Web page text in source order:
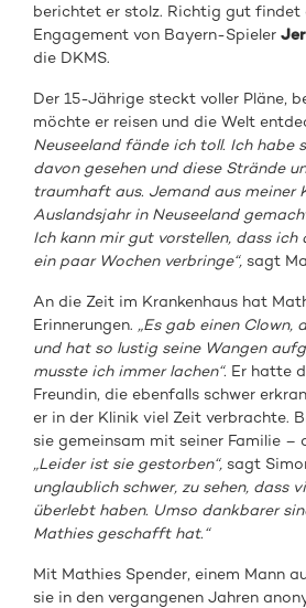
berichtet er stolz. Richtig gut findet
Engagement von Bayern-Spieler
die DKMS.
Der 15-Jährige steckt voller Pläne,
möchte er reisen und die Welt
Neuseeland fände ich toll. Ich habe
davon gesehen und diese Strände
traumhaft aus. Jemand aus meiner
Auslandsjahr in Neuseeland
Ich kann mir gut vorstellen, dass
ein paar Wochen verbringe“, sagt
An die Zeit im Krankenhaus hat
Erinnerungen. „Es gab einen Clown,
und hat so lustig seine Wangen
musste ich immer lachen“. Er hatte
Freundin, die ebenfalls schwer
er in der Klinik viel Zeit verbrachte.
sie gemeinsam mit seiner Familie –
„Leider ist sie gestorben“, sagt
unglaublich schwer, zu sehen, dass
überlebt haben. Umso dankbarer
Mathies geschafft hat.“
Mit Mathies Spender, einem Mann
sie in den vergangenen Jahren